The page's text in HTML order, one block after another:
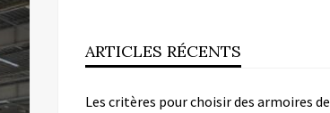
ARTICLES RÉCENTS
Les critères pour choisir des armoires de